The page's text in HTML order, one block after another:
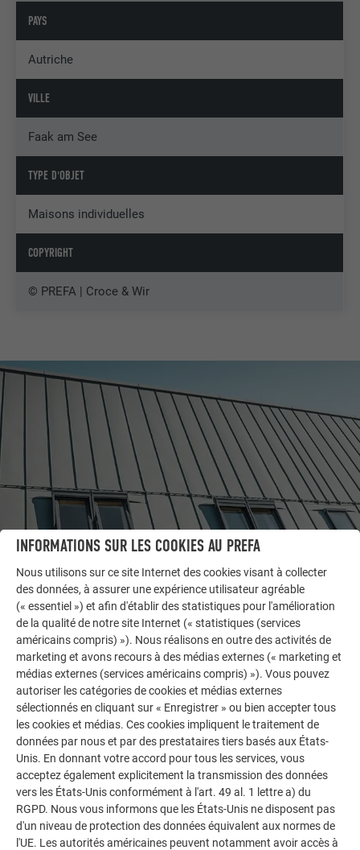
PAYS
Autriche
VILLE
Faak am See
TYPE D'OBJET
Maisons individuelles
COPYRIGHT
© PREFA | Croce & Wir
LAISSEZ-VOUS INSPIRER
AUTRES BÂTIMENTS
La galerie de références PREFA démontre la
polyvalence de l’aluminium. Découvrez d’autres projets
impressionnants avec les solutions en aluminium
durables de PREFA pour toitures, systèmes solaires et
façades.
VOIR DAVANTAGE DE RÉFÉRENCES
INFORMATIONS SUR LES COOKIES AU PREFA
Nous utilisons sur ce site Internet des cookies visant à collecter
des données, à assurer une expérience utilisateur agréable
(« essentiel ») et afin d'établir des statistiques pour l'amélioration
de la qualité de notre site Internet (« statistiques (services
américains compris) »). Nous réalisons en outre des activités de
marketing et avons recours à des médias externes (« marketing et
médias externes (services américains compris) »). Vous pouvez
autoriser les catégories de cookies et médias externes
sélectionnés en cliquant sur « Enregistrer » ou bien accepter tous
les cookies et médias. Ces cookies impliquent le traitement de
données par nous et par des prestataires tiers basés aux États-
Unis. En donnant votre accord pour tous les services, vous
acceptez également explicitement la transmission des données
vers les États-Unis conformément à l'art. 49 al. 1 lettre a) du
RGPD. Nous vous informons que les États-Unis ne disposent pas
d'un niveau de protection des données équivalent aux normes de
l'UE. Les autorités américaines peuvent notamment avoir accès à